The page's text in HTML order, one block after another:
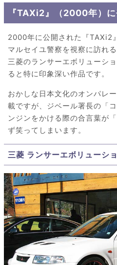
『TAXi2』（2000年）
2000年に公開された『TAXi2
マルセイユ警察を視察に訪れ
三菱のランサーエボリューシ
ると特に印象深い作品です。
おかしな日本文化のオンパレ
載ですが、ジベール署長の「
ンジンをかける際の合言葉が
ず笑ってしまいます。
三菱 ランサーエボリューシ